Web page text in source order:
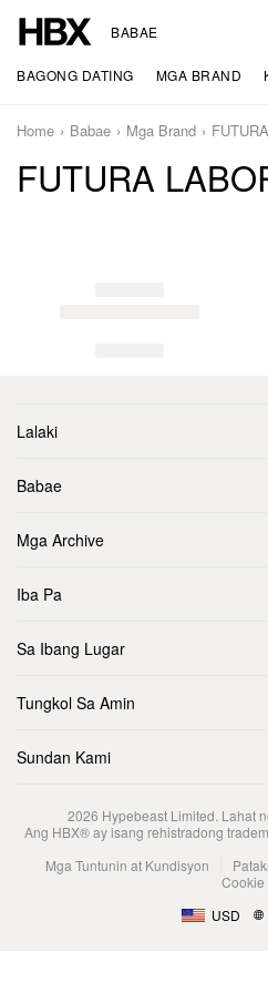
BABAE
BAGONG DATING MGA BRAND
Home Babae Mga Brand
FUTURA
Lalaki
Babae
Mga Archive
Iba Pa
Sa Ibang Lugar
Tungkol Sa Amin
Sundan Kami
2026 Hypebeast Limited. Lahat
Ang HBX® ay isang rehistradong
Mga Tuntunin at Kundisyon
Cookie
USD